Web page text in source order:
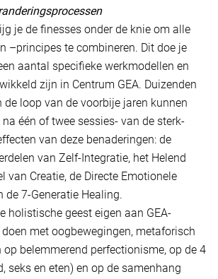
je de finesses onder de knie om alle
–principes te combineren. Dit doe je
aantal specifieke werkmodellen en
zijn in Centrum GEA. Duizenden
de loop van de voorbije jaren kunnen
één of twee sessies- van de sterk-
van deze benaderingen: de
van Zelf-Integratie, het Helend
van Creatie, de Directe Emotionele
de 7-Generatie Healing.
holistische geest eigen aan GEA-
met oogbewegingen, metaforisch
op belemmerend perfectionisme, op de 4
seks en eten) en op de samenhang